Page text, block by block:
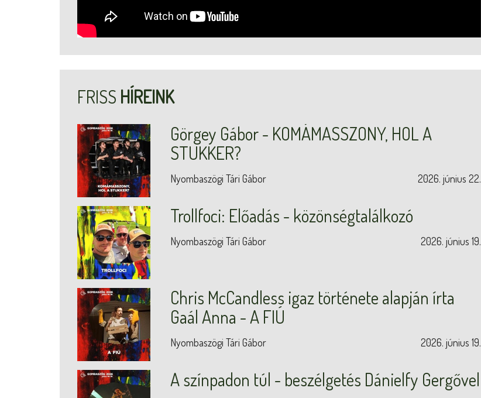
FRISS HÍREINK
Görgey Gábor - KOMÁMASSZONY, HOL A
STUKKER?
Nyombaszögi Tári Gábor 2026. június 22.
Trollfoci: Előadás - közönségtalálkozó
Nyombaszögi Tári Gábor 2026. június 19.
Chris McCandless igaz története alapján írta
Gaál Anna - A FIÚ
Nyombaszögi Tári Gábor 2026. június 19.
A színpadon túl - beszélgetés Dánielfy Gergővel